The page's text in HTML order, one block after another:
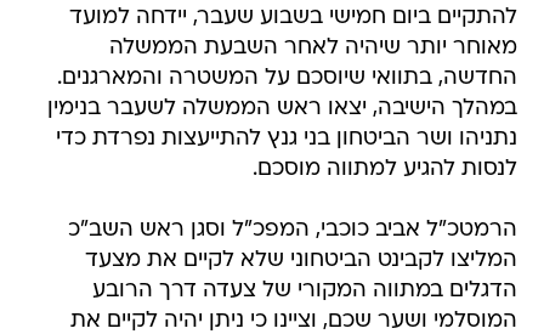
להתקיים ביום חמישי בשבוע שעבר, יידחה למועד
מאוחר יותר שיהיה לאחר השבעת הממשלה
החדשה, בתוואי שיוסכם על המשטרה והמארגנים.
במהלך הישיבה, יצאו ראש הממשלה לשעבר בנימין
נתניהו ושר הביטחון בני גנץ להתייעצות נפרדת כדי
לנסות להגיע למתווה מוסכם.
הרמטכ"ל אביב כוכבי, המפכ"ל וסגן ראש השב"כ
המליצו לקבינט הביטחוני שלא לקיים את מצעד
הדגלים במתווה המקורי של צעדה דרך הרובע
המוסלמי ושער שכם, וציינו כי ניתן יהיה לקיים את